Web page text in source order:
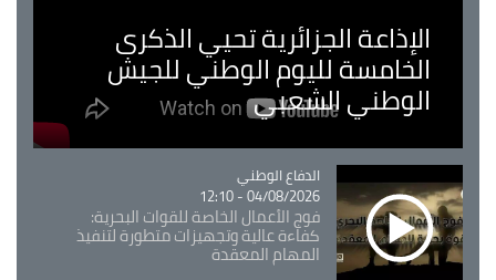
الإذاعة الجزائرية تحيي الذكرى
الخامسة لليوم الوطني للجيش
الوطني الشعبي
Catégorie
الدفاع الوطني
04/08/2026 - 12:10
فوج الأعمال الخاصة للقوات البحرية:
كفاءة عالية وتجهيزات متطورة لتنفيذ
المهام المعقدة